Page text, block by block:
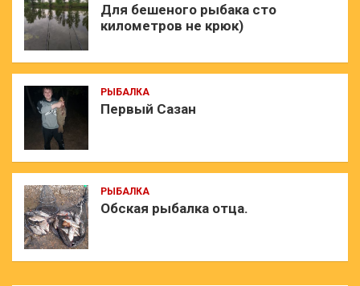
Для бешеного рыбака сто
километров не крюк)
РЫБАЛКА
Первый Сазан
РЫБАЛКА
Обская рыбалка отца.